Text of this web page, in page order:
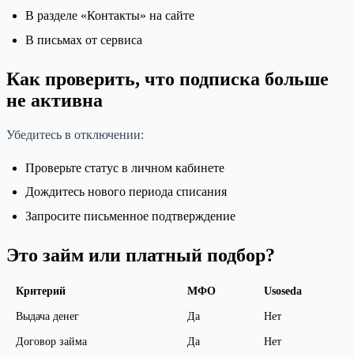
В разделе «Контакты» на сайте
В письмах от сервиса
Как проверить, что подписка больше
не активна
Убедитесь в отключении:
Проверьте статус в личном кабинете
Дождитесь нового периода списания
Запросите письменное подтверждение
Это займ или платный подбор?
Критерий МФО Usoseda
Выдача денег Да Нет
Договор займа Да Нет